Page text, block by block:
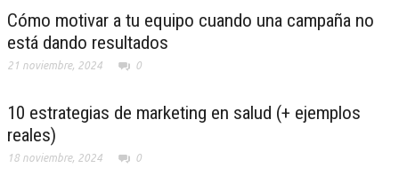
Cómo motivar a tu equipo cuando una campaña no
está dando resultados
21 noviembre, 2024 0
10 estrategias de marketing en salud (+ ejemplos
reales)
18 noviembre, 2024 0